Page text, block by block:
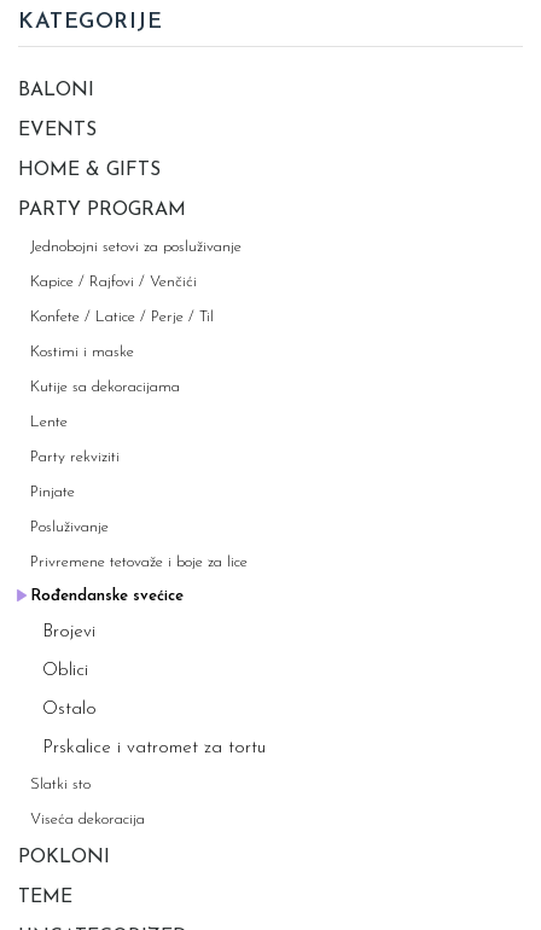
KATEGORIJE
BALONI
EVENTS
HOME & GIFTS
PARTY PROGRAM
Jednobojni setovi za posluživanje
Kapice / Rajfovi / Venčići
Konfete / Latice / Perje / Til
Kostimi i maske
Kutije sa dekoracijama
Lente
Party rekviziti
Pinjate
Posluživanje
Privremene tetovaže i boje za lice
Rođendanske svećice
Brojevi
Oblici
Ostalo
Prskalice i vatromet za tortu
Slatki sto
Viseća dekoracija
POKLONI
TEME